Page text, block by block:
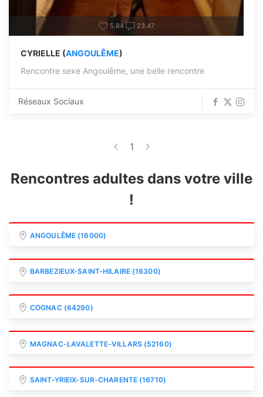
5.84 23.47
CYRIELLE (ANGOULÊME)
Rencontre sexe Angoulême, une belle rencontre
Réseaux Sociaux
1
Rencontres adultes dans votre ville
!
ANGOULÊME (16000)
BARBEZIEUX-SAINT-HILAIRE (16300)
COGNAC (64290)
MAGNAC-LAVALETTE-VILLARS (52160)
SAINT-YRIEIX-SUR-CHARENTE (16710)